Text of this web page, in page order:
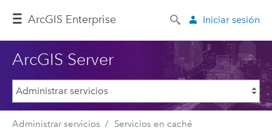
ArcGIS Enterprise Iniciar sesión
ArcGIS Server
Administrar servicios
Servicios en caché